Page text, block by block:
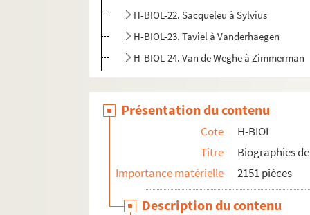
H-BIOL-22. Sacqueleu à Sylvius
H-BIOL-23. Taviel à Vanderhaegen
H-BIOL-24. Van de Weghe à Zimmerman
Présentation du contenu
Cote
H-BIOL
Titre
Biographies
Importance matérielle
2151 pièces
Description du contenu